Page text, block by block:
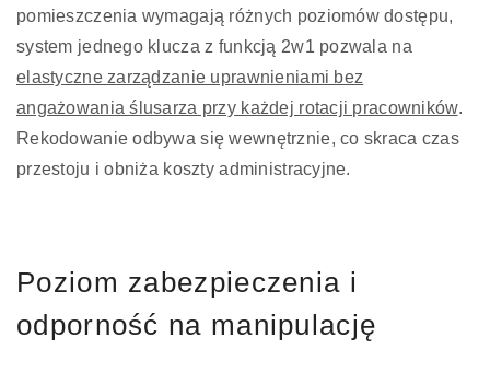
pomieszczenia wymagają różnych poziomów dostępu,
system jednego klucza z funkcją 2w1 pozwala na
elastyczne zarządzanie uprawnieniami bez
angażowania ślusarza przy każdej rotacji pracowników.
Rekodowanie odbywa się wewnętrznie, co skraca czas
przestoju i obniża koszty administracyjne.
Poziom zabezpieczenia i
odporność na manipulację